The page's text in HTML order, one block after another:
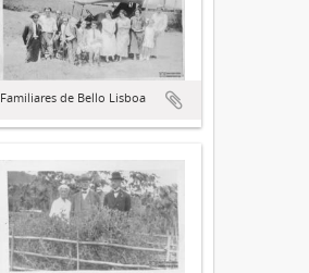
Familiares de Bello Lisboa